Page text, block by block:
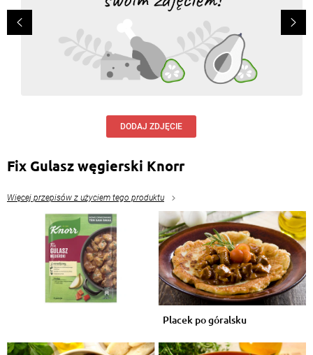
DODAJ ZDJĘCIE
Fix Gulasz węgierski Knorr
Więcej przepisów z użyciem tego produktu
Placek po góralsku